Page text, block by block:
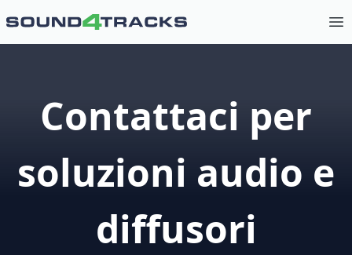
Contattaci per
soluzioni audio e
diffusori